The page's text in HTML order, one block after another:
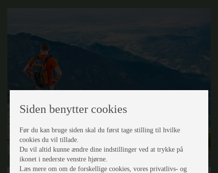
Siden benytter cookies
Før du kan bruge siden skal du først tage stilling til hvilke
cookies du vil tillade.
Du vil altid kunne ændre dine indstillinger ved at trykke på
ikonet i nederste venstre hjørne.
Læs mere om om de forskellige cookies, vores privatlivs- og